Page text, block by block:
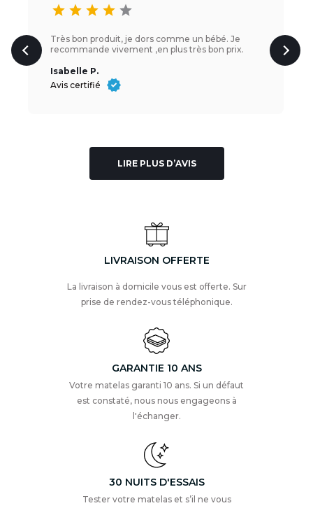
star star star star star
Très bon produit, je dors comme un bébé. Je
recommande vivement ,en plus très bon prix.
Isabelle P.
Avis certifié
LIRE PLUS D’AVIS
LIVRAISON OFFERTE
La livraison à domicile vous est offerte. Sur
prise de rendez-vous téléphonique.
GARANTIE 10 ANS
Votre matelas garanti 10 ans. Si un défaut
est constaté, nous nous engageons à
l'échanger.
30 NUITS D'ESSAIS
Tester votre matelas et s’il ne vous